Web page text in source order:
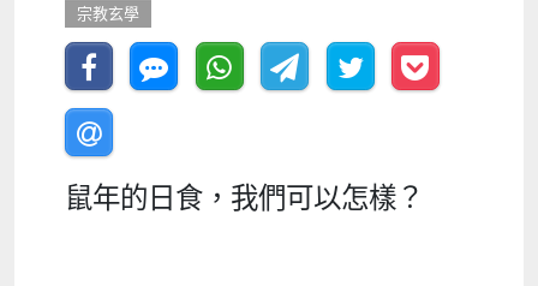
宗教玄學
鼠年的日食，我們可以怎樣？